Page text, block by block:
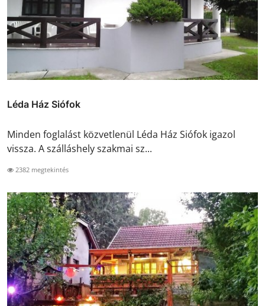
Léda Ház Siófok
Minden foglalást közvetlenül Léda Ház Siófok igazol
vissza. A szálláshely szakmai sz...
2382 megtekintés